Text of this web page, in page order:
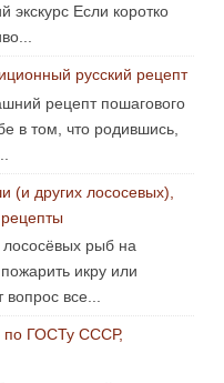
экскурс Если коротко
русский рецепт
рецепт пошагового
в том, что родившись,
(и других лососевых),
рыб на
икру или
все...
по ГОСТу СССР,